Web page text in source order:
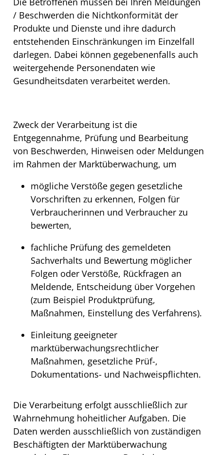
/ Beschwerden die Nichtkonformität der
Produkte und Dienste und ihre dadurch
entstehenden Einschränkungen im Einzelfall
darlegen. Dabei können gegebenenfalls auch
weitergehende Personendaten wie
Gesundheitsdaten verarbeitet werden.
Zweck der Verarbeitung ist die
Entgegennahme, Prüfung und Bearbeitung
von Beschwerden, Hinweisen oder Meldungen
im Rahmen der Marktüberwachung, um
mögliche Verstöße gegen gesetzliche
Vorschriften zu erkennen, Folgen für
Verbraucherinnen und Verbraucher zu
bewerten,
fachliche Prüfung des gemeldeten
Sachverhalts und Bewertung möglicher
Folgen oder Verstöße, Rückfragen an
Meldende, Entscheidung über Vorgehen
(zum Beispiel Produktprüfung,
Maßnahmen, Einstellung des Verfahrens).
Einleitung geeigneter
marktüberwachungsrechtlicher
Maßnahmen, gesetzliche Prüf-,
Dokumentations- und Nachweispflichten.
Die Verarbeitung erfolgt ausschließlich zur
Wahrnehmung hoheitlicher Aufgaben. Die
Daten werden ausschließlich von zuständigen
Beschäftigten der Marktüberwachung